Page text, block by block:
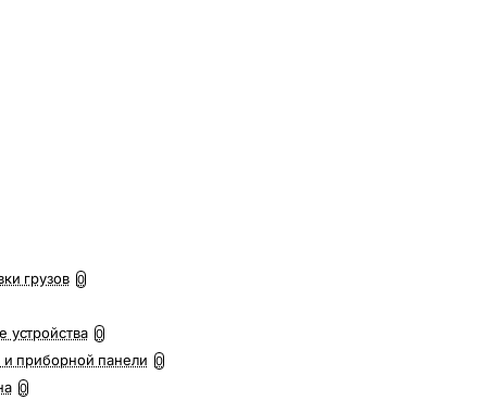
грузов 0
устройства 0
приборной панели 0
0